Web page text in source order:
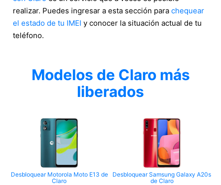
realizar. Puedes ingresar a esta sección para chequear
el estado de tu IMEI y conocer la situación actual de tu
teléfono.
Modelos de Claro más
liberados
Desbloquear Motorola Moto E13 de
Claro
Desbloquear Samsung Galaxy A20s
de Claro